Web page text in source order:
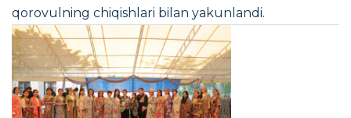
qorovulning chiqishlari bilan yakunlandi.